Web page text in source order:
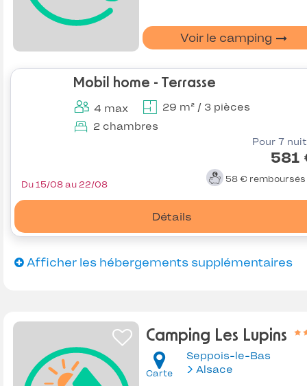
Voir le camping
Mobil home - Terrasse
4 max
29 m² / 3 pièces
2 chambres
Pour 7
581
58 € remboursés
Détails
Du 15/08 au 22/08
Afficher les hébergements supplémentaires
Camping Les Lupins
Carte
Seppois-le-Bas
Alsace